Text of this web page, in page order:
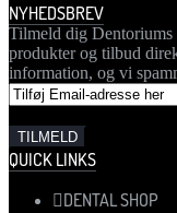
NYHEDSBREV
Tilmeld dig Dentoriums
produkter og tilbud
information, og vi
QUICK LINKS
DENTAL SHOP